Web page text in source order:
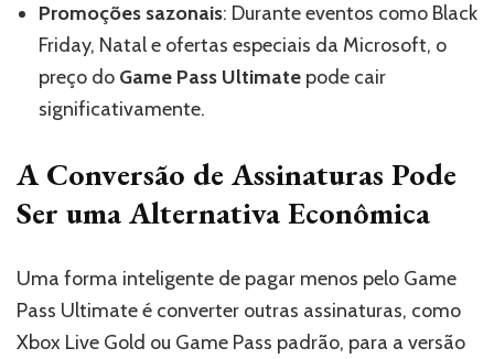
Promoções sazonais: Durante eventos como Black
Friday, Natal e ofertas especiais da Microsoft, o
preço do Game Pass Ultimate pode cair
significativamente.
A Conversão de Assinaturas Pode
Ser uma Alternativa Econômica
Uma forma inteligente de pagar menos pelo Game
Pass Ultimate é converter outras assinaturas, como
Xbox Live Gold ou Game Pass padrão, para a versão